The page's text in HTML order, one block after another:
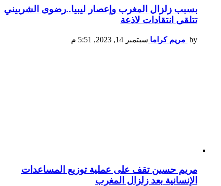
بسبب زلزال المغرب وإعصار ليبيا..رضوى الشربيني
تتلقى انتقادات لاذعة
by مريم كراما سبتمبر 14, 2023, 5:51 م
مريم حسين تقف على عملية توزيع المساعدات
الإنسانية بعد زلزال المغرب